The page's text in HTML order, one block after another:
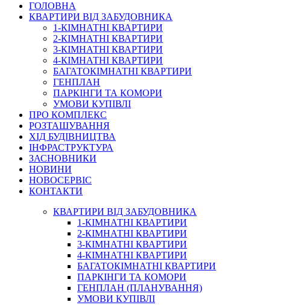
ГОЛОВНА
КВАРТИРИ ВІД ЗАБУДОВНИКА
1-КІМНАТНІ КВАРТИРИ
2-КІМНАТНІ КВАРТИРИ
3-КІМНАТНІ КВАРТИРИ
4-КІМНАТНІ КВАРТИРИ
БАГАТОКІМНАТНІ КВАРТИРИ
ГЕНПЛАН
ПАРКІНГИ ТА КОМОРИ
УМОВИ КУПІВЛІ
ПРО КОМПЛЕКС
РОЗТАШУВАННЯ
ХІД БУДІВНИЦТВА
ІНФРАСТРУКТУРА
ЗАСНОВНИКИ
НОВИНИ
НОВОСЕРВІС
КОНТАКТИ
КВАРТИРИ ВІД ЗАБУДОВНИКА
1-КІМНАТНІ КВАРТИРИ
2-КІМНАТНІ КВАРТИРИ
3-КІМНАТНІ КВАРТИРИ
4-КІМНАТНІ КВАРТИРИ
БАГАТОКІМНАТНІ КВАРТИРИ
ПАРКІНГИ ТА КОМОРИ
ГЕНПЛАН (ПЛАНУВАННЯ)
УМОВИ КУПІВЛІ